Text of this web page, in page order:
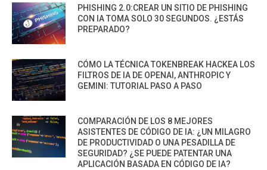
PHISHING 2.0:CREAR UN SITIO DE PHISHING
CON IA TOMA SOLO 30 SEGUNDOS. ¿ESTÁS
PREPARADO?
CÓMO LA TÉCNICA TOKENBREAK HACKEA LOS
FILTROS DE IA DE OPENAI, ANTHROPIC Y
GEMINI: TUTORIAL PASO A PASO
COMPARACIÓN DE LOS 8 MEJORES
ASISTENTES DE CÓDIGO DE IA: ¿UN MILAGRO
DE PRODUCTIVIDAD O UNA PESADILLA DE
SEGURIDAD? ¿SE PUEDE PATENTAR UNA
APLICACIÓN BASADA EN CÓDIGO DE IA?